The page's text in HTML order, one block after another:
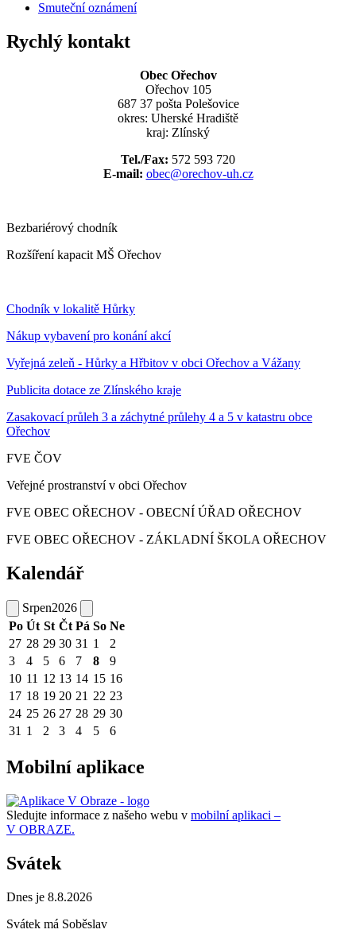
Smuteční oznámení
Rychlý kontakt
Obec Ořechov
Ořechov 105
687 37 pošta Polešovice
okres: Uherské Hradiště
kraj: Zlínský
Tel./Fax: 572 593 720
E-mail: obec@orechov-uh.cz
Bezbariérový chodník
Rozšíření kapacit MŠ Ořechov
Chodník v lokalitě Hůrky
Nákup vybavení pro konání akcí
Vyřejná zeleň - Hůrky a Hřbitov v obci Ořechov a Vážany
Publicita dotace ze Zlínského kraje
Zasakovací průleh 3 a záchytné průlehy 4 a 5 v katastru obce
Ořechov
FVE ČOV
Veřejné prostranství v obci Ořechov
FVE OBEC OŘECHOV - OBECNÍ ÚŘAD OŘECHOV
FVE OBEC OŘECHOV - ZÁKLADNÍ ŠKOLA OŘECHOV
Kalendář
Srpen2026
Po Út St Čt Pá So Ne
27 28 29 30 31 1
2
3
4 5 6 7 8
9
10 11 12 13 14 15 16
17 18 19 20 21 22 23
24 25 26 27 28 29 30
31 1 2 3 4 5 6
Mobilní aplikace
Sledujte informace z našeho webu v mobilní aplikaci –
V OBRAZE.
Svátek
Dnes je 8.8.2026
Svátek má Soběslav